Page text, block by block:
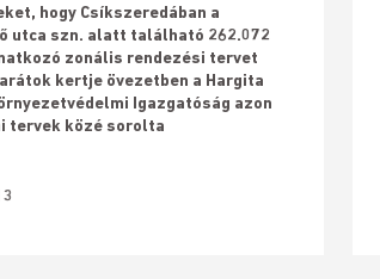
hogy Csíkszeredában a
utca szn. alatt található 262.072
zonális rendezési tervet
kertje övezetben a Hargita
Igazgatóság azon
tervek közé sorolta